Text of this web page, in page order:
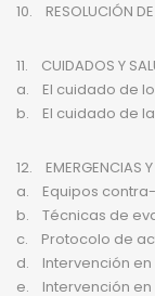
10. RESOLUCIÓN
11. CUIDADOS Y
a. El cuidado de
b. El cuidado de
12. EMERGENCIAS
a. Equipos
b. Técnicas de
c. Protocolo de
d. Intervención
e. Intervención